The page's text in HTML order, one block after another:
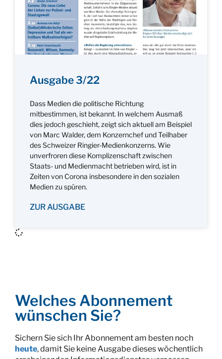
Ausgabe 3/22
Dass Medien die politische Richtung
mitbestimmen, ist bekannt. In welchem Ausmaß
dies jedoch geschieht, zeigt sich aktuell am Beispiel
von Marc Walder, dem Konzernchef und Teilhaber
des Schweizer Ringier-Medienkonzerns. Wie
unverfroren diese Komplizenschaft zwischen
Staats- und Medienmacht betrieben wird, ist in
Zeiten von Corona insbesondere in den sozialen
Medien zu spüren.
ZUR AUSGABE
Welches Abonnement
wünschen Sie?
Sichern Sie sich Ihr Abonnement am besten noch
heute, damit Sie keine Ausgabe dieses wöchentlich